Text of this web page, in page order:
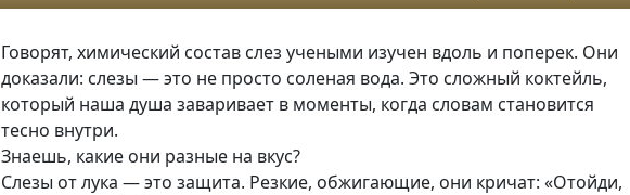
Говорят, химический состав слез учеными изучен вдоль и поперек. Они
доказали: слезы — это не просто соленая вода. Это сложный коктейль,
который наша душа заваривает в моменты, когда словам становится
тесно внутри.
Знаешь, какие они разные на вкус?
Слезы от лука — это защита. Резкие, обжигающие, они кричат: «Отойди,